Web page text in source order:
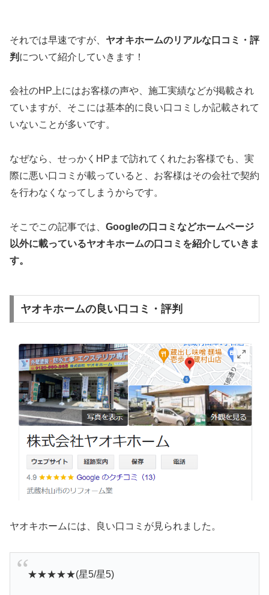
それでは早速ですが、 ヤオキホームのリアルな口コミ・評
判 について紹介していきます！
会社のHP上にはお客様の声や、施工実績などが掲載され
ていますが、そこには基本的に良い口コミしか記載されて
いないことが多いです。
なぜなら、せっかくHPまで訪れてくれたお客様でも、実
際に悪い口コミが載っていると、お客様はその会社で契約
を行わなくなってしまうからです。
そこでこの記事では、 Googleの口コミなどホームページ
以外に載っているヤオキホームの口コミを紹介していきま
す。
ヤオキホームの良い口コミ・評判
ヤオキホームには、良い口コミが見られました。
★★★★★(星5/星5)